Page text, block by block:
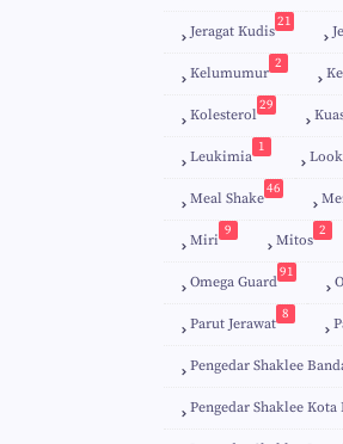
Jeragat Kudis
21
Kelumumur
2
Kolesterol
29
Leukimia
1
Meal Shake
46
Miri
9
Mitos
2
Omega Guard
91
Parut Jerawat
8
Pengedar Shaklee
Pengedar Shaklee Kota